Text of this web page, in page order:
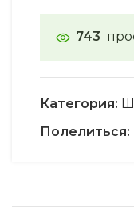
743
Категория:
Полелиться: